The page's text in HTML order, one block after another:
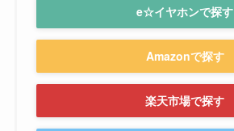
e☆イヤホンで探す
Amazonで探す
楽天市場で探す